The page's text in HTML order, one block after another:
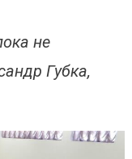
не
Губка,